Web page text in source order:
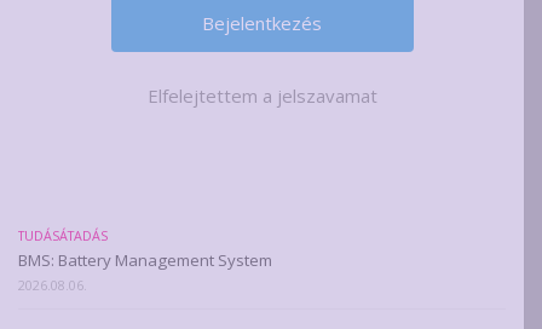
Elfelejtettem a jelszavamat
TUDÁSÁTADÁS
BMS: Battery Management System
2026.08.06.